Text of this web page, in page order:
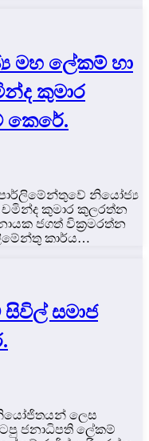
මහ ලේකම් හා
කුමාර
කෙරේ.
පාර්ලිමේන්තුවේ නියෝජ්‍ය
චමින්ද කුමාර කුලරත්න
ජගත් වික්‍රමරත්න
කාර්ය…
සමාජ
නියෝජිතයන් ලෙස
ජනාධිපති ලේකම්